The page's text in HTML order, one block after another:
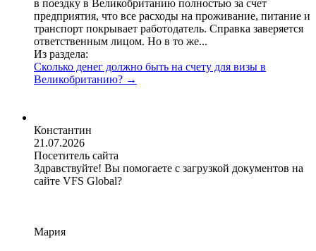
в поездку в Великобританию полностью за счет
предприятия, что все расходы на проживание, питание и
транспорт покрывает работодатель. Справка заверяется
ответственным лицом. Но в то же...
Из раздела:
Сколько денег должно быть на счету для визы в
Великобританию? →
Константин
21.07.2026
Посетитель сайта
Здравствуйте! Вы помогаете с загрузкой документов на
сайте VFS Global?
Мария